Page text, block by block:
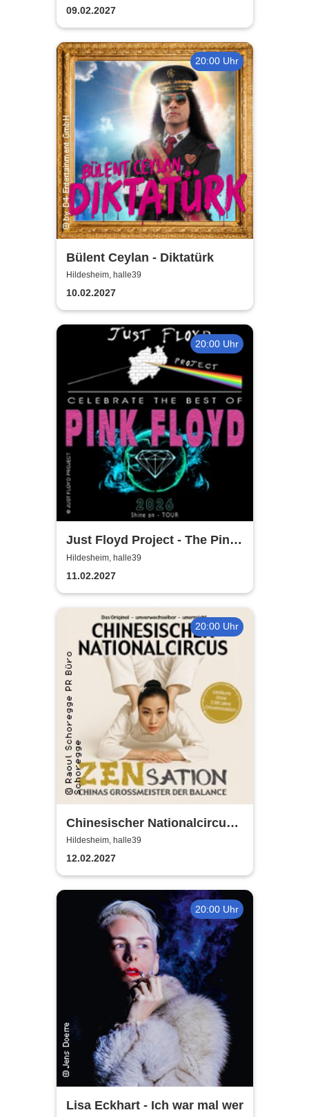
aller Zeiten
09.02.2027
20:00 Uhr
Bülent Ceylan - Diktatürk
Hildesheim, halle39
10.02.2027
20:00 Uhr
Just Floyd Project - The Pink
Floyd Tribute Show
Hildesheim, halle39
11.02.2027
20:00 Uhr
Chinesischer Nationalcircus -
ZENsation - Chinas
Grossmeister der Balance
Hildesheim, halle39
12.02.2027
20:00 Uhr
Lisa Eckhart - Ich war mal wer